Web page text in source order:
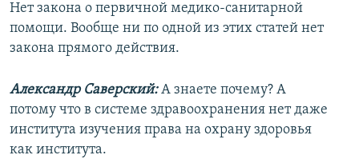
Нет закона о первичной медико-санитарной
помощи. Вообще ни по одной из этих статей нет
закона прямого действия.
Александр Саверский:А знаете почему? А
потому что в системе здравоохранения нет даже
института изучения права на охрану здоровья
как института.